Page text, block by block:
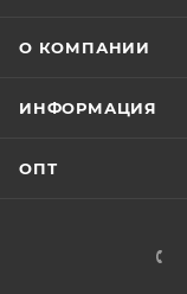
О КОМПАНИИ
ИНФОРМАЦИЯ
ОПТ